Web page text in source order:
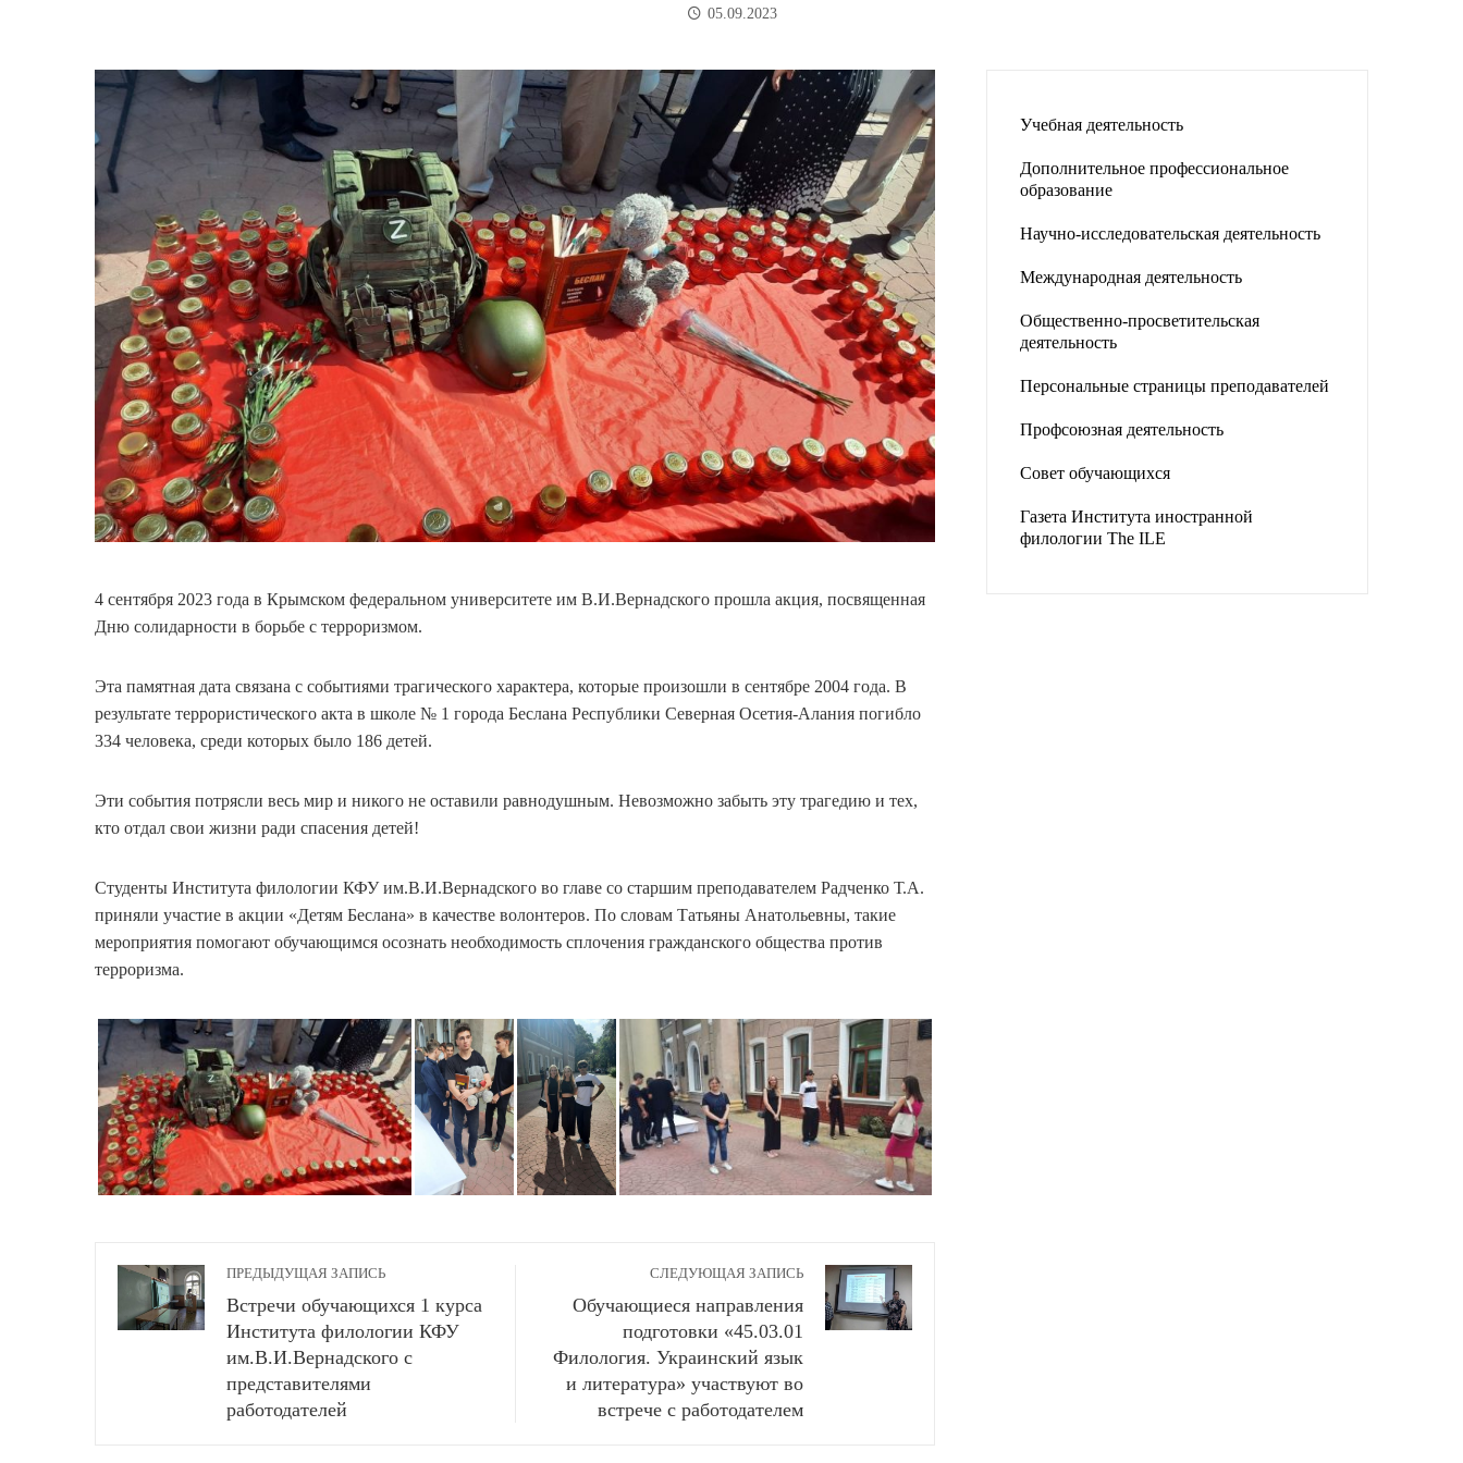
05.09.2023
4 сентября 2023 года в Крымском федеральном университете им В.И.Вернадского прошла акция, посвященная
Дню солидарности в борьбе с терроризмом.
Эта памятная дата связана с событиями трагического характера, которые произошли в сентябре 2004 года. В
результате террористического акта в школе № 1 города Беслана Республики Северная Осетия-Алания погибло
334 человека, среди которых было 186 детей.
Эти события потрясли весь мир и никого не оставили равнодушным. Невозможно забыть эту трагедию и тех,
кто отдал свои жизни ради спасения детей!
Студенты Института филологии КФУ им.В.И.Вернадского во главе со старшим преподавателем Радченко Т.А.
приняли участие в акции «Детям Беслана» в качестве волонтеров. По словам Татьяны Анатольевны, такие
мероприятия помогают обучающимся осознать необходимость сплочения гражданского общества против
терроризма.
ПРЕДЫДУЩАЯ ЗАПИСЬ
Встречи обучающихся 1 курса
Института филологии КФУ
им.В.И.Вернадского с
представителями
работодателей
СЛЕДУЮЩАЯ ЗАПИСЬ
Обучающиеся направления
подготовки «45.03.01
Филология. Украинский язык
и литература» участвуют во
встрече с работодателем
Учебная деятельность
Дополнительное профессиональное
образование
Научно-исследовательская деятельность
Международная деятельность
Общественно-просветительская
деятельность
Персональные страницы преподавателей
Профсоюзная деятельность
Совет обучающихся
Газета Института иностранной
филологии The ILE